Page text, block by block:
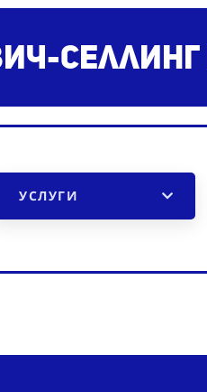
селлинг
УСЛУГИ